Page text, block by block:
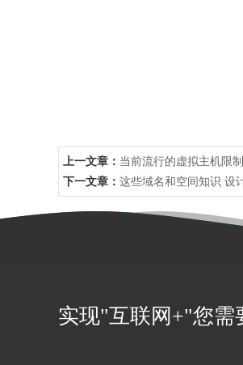
上一文章： 当前流行的虚拟主机限
下一文章： 这些域名和空间知识 设
实现"互联网+"您需